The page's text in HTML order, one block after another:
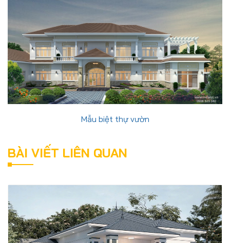
Mẫu biệt thự vườn
BÀI VIẾT LIÊN QUAN